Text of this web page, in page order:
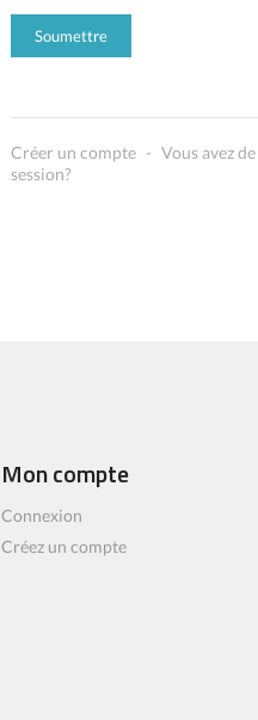
Créer un compte - Vous avez
session?
Mon compte
Connexion
Créez un compte